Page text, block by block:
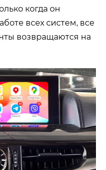
когда он
всех систем, все
возвращаются на